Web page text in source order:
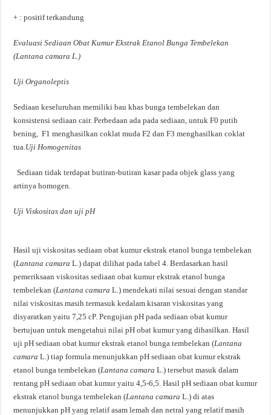
+ : positif terkandung
Evaluasi Sediaan Obat Kumur Ekstrak Etanol Bunga Tembelekan
(Lantana camara L.)
Uji Organoleptis
Sediaan keseluruhan memiliki bau khas bunga tembelekan dan
konsistensi sediaan cair. Perbedaan ada pada sediaan, untuk F0 putih
bening, F1 menghasilkan coklat muda F2 dan F3 menghasilkan coklat
tua. Uji Homogenitas
Sediaan tidak terdapat butiran-butiran kasar pada objek glass yang
artinya homogen.
Uji Viskositas dan uji pH
Hasil uji viskositas sediaan obat kumur ekstrak etanol bunga tembelekan
(Lantana camara L.) dapat dilihat pada tabel 4. Berdasarkan hasil
pemeriksaan viskositas sediaan obat kumur ekstrak etanol bunga
tembelekan (Lantana camara L.) mendekati nilai sesuai dengan standar
nilai viskositas masih termasuk kedalam kisaran viskositas yang
disyaratkan yaitu 7,25 cP. Pengujian pH pada sediaan obat kumur
bertujuan untuk mengetahui nilai pH obat kumur yang dihasilkan. Hasil
uji pH sediaan obat kumur ekstrak etanol bunga tembelekan (Lantana
camara L.) tiap formula menunjukkan pH sediaan obat kumur ekstrak
etanol bunga tembelekan (Lantana camara L.) tersebut masuk dalam
rentang pH sediaan obat kumur yaitu 4,5-6,5. Hasil pH sediaan obat kumur
ekstrak etanol bunga tembelekan (Lantana camara L.) di atas
menunjukkan pH yang relatif asam lemah dan netral yang relatif masih